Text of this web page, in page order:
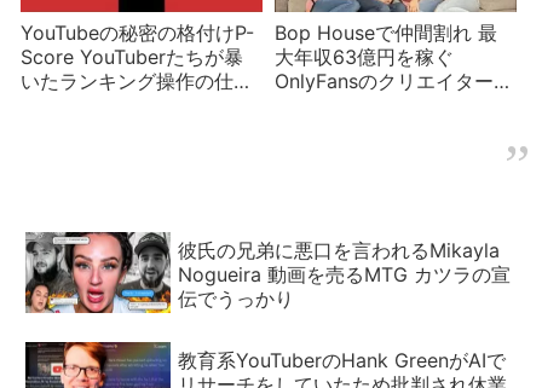
YouTubeの秘密の格付けP-
Score YouTuberたちが暴
いたランキング操作の仕組
Bop Houseで仲間割れ 最
大年収63億円を稼ぐ
OnlyFansのクリエイター集
彼氏の兄弟に悪口を言われるMikayla
Nogueira 動画を売るMTG カツラの宣
伝でうっかり
教育系YouTuberのHank GreenがAIで